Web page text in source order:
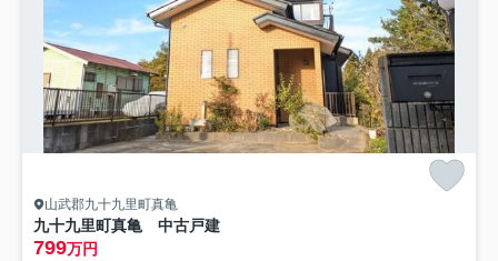
山武郡九十九里町真亀
九十九里町真亀 中古戸建
799万円